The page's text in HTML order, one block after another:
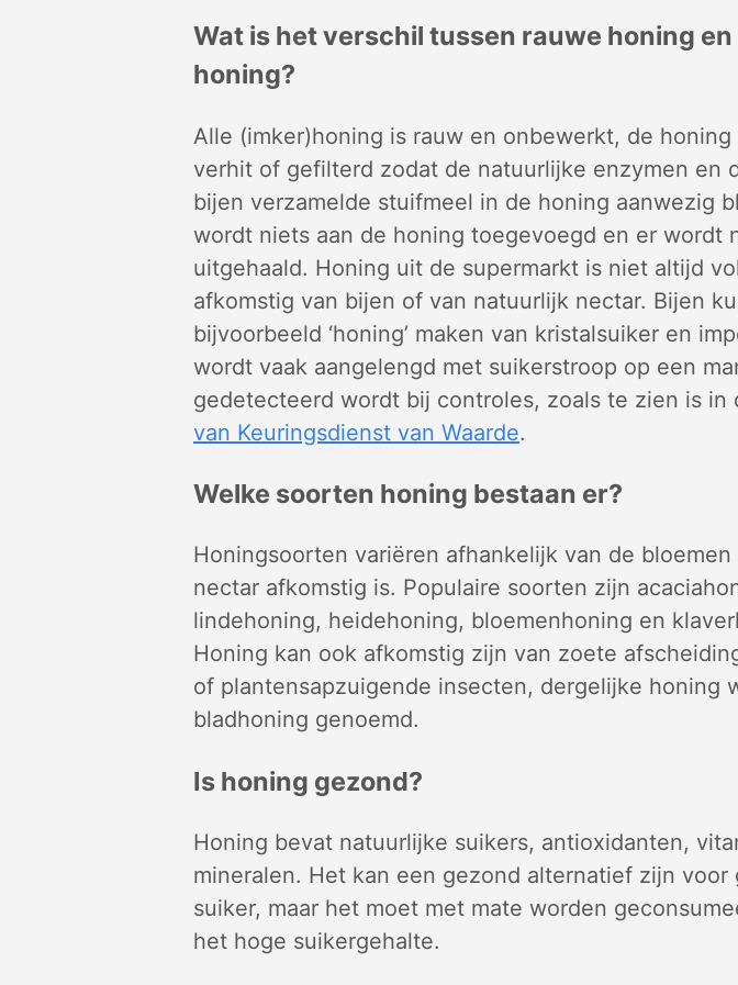
Wat is het verschil tussen rauwe honing
honing?
Alle (imker)honing is rauw en onbewerkt, de
verhit of gefilterd zodat de natuurlijke enzymen en
bijen verzamelde stuifmeel in de honing aanwezig
wordt niets aan de honing toegevoegd en er wordt
uitgehaald. Honing uit de supermarkt is niet altijd
afkomstig van bijen of van natuurlijk nectar. Bijen
bijvoorbeeld ‘honing’ maken van kristalsuiker en
wordt vaak aangelengd met suikerstroop op een
gedetecteerd wordt bij controles, zoals te zien is in
van Keuringsdienst van Waarde.
Welke soorten honing bestaan er?
Honingsoorten variëren afhankelijk van de bloemen
nectar afkomstig is. Populaire soorten zijn
lindehoning, heidehoning, bloemenhoning en
Honing kan ook afkomstig zijn van zoete
of plantensapzuigende insecten, dergelijke honing
bladhoning genoemd.
Is honing gezond?
Honing bevat natuurlijke suikers, antioxidanten,
mineralen. Het kan een gezond alternatief zijn voor
suiker, maar het moet met mate worden
het hoge suikergehalte.